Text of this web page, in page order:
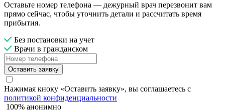
Оставьте номер телефона — дежурный врач перезвонит вам
прямо сейчас, чтобы уточнить детали и рассчитать время
прибытия.
Без постановки на учет
Врачи в гражданском
Оставить заявку
Нажимая кноку «Оставить заявку», вы соглашаетесь с
политикой конфиденциальности
100% анонимно